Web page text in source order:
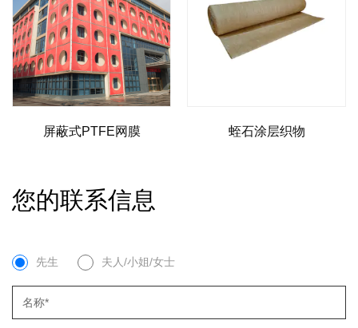
蛭石涂层织物 铂金结构膜
您的联系信息
先生 夫人/小姐/女士